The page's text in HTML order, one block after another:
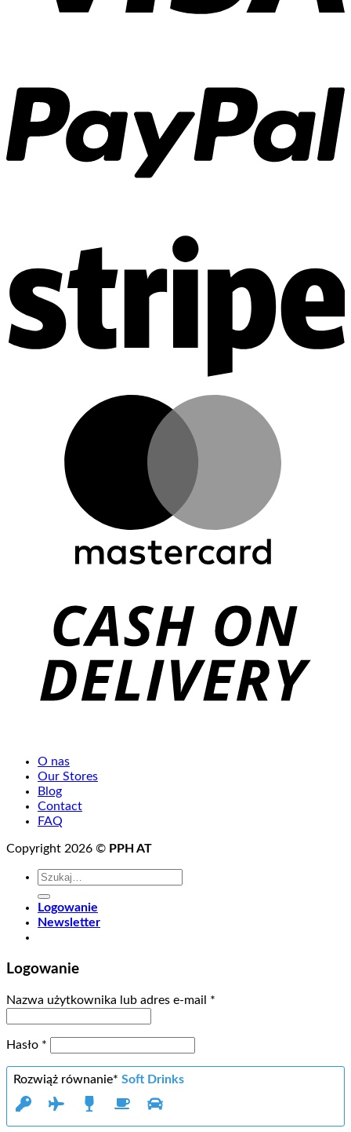
O nas
Our Stores
Blog
Contact
FAQ
Copyright 2026 © PPH AT
Szukaj:
Logowanie
Newsletter
Logowanie
Nazwa użytkownika lub adres e-mail *
Hasło *
Rozwiąż równanie* Soft Drinks